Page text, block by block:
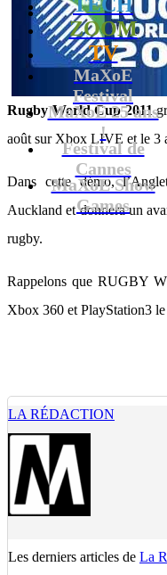
ZOOM
TV
MaXoE
Festival
MaXoE 25 ans
!
Festival de
Cannes
MaXoE Show
Games
Rugby World Cup 2011
août sur Xbox LIVE et le 3
Dans cette démo,
Auckland et donnera un
rugby.
Rappelons que RUGBY
Xbox 360 et PlayStation3
LA RÉDACTION
Les derniers articles de La